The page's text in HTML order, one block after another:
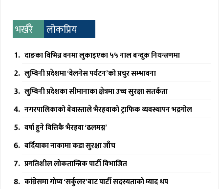
भर्खरै लोकप्रिय
दाङका विभिन्न वनमा लुकाइएका ५५ नाल बन्दुक नियन्त्रणमा
लुम्बिनी प्रदेशमा ‘वेलनेस पर्यटन’को प्रचुर सम्भावना
लुुम्बिनी प्रदेशका सीमानाका क्षेत्रमा उच्च सुरक्षा सतर्कता
नगरपालिकाको बेवास्ताले भैरहवाको ट्राफिक व्यवस्थापन भद्रगोल
वर्षा हुने वित्तिकै भैरहवा ‘ढलमग्न’
बर्दियाका नाकामा कडा सुरक्षा जाँच
प्रगतिशील लोकतान्त्रिक पार्टी विभाजित
कांग्रेसमा गोप्य ‘सर्कुलर’बाट पार्टी सदस्यताको म्याद थप